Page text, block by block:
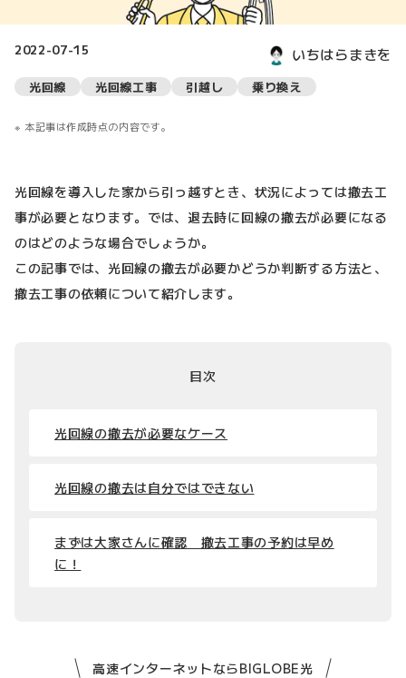
2022-07-15 いちはらまきを
光回線 光回線工事 引越し 乗り換え
本記事は作成時点の内容です。
光回線を導入した家から引っ越すとき、状況によっては撤去工
事が必要となります。では、退去時に回線の撤去が必要になる
のはどのような場合でしょうか。
この記事では、光回線の撤去が必要かどうか判断する方法と、
撤去工事の依頼について紹介します。
目次
光回線の撤去が必要なケース
光回線の撤去は自分ではできない
まずは大家さんに確認 撤去工事の予約は早め
に！
高速インターネットならBIGLOBE光